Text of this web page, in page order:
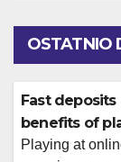
OSTATNIO
Fast
benefits of
Playing at